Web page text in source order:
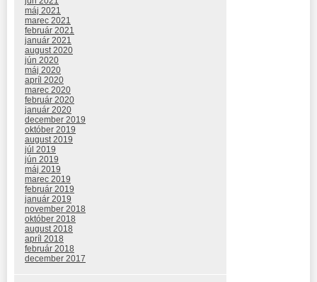
máj 2021
marec 2021
február 2021
január 2021
august 2020
jún 2020
máj 2020
apríl 2020
marec 2020
február 2020
január 2020
december 2019
október 2019
august 2019
júl 2019
jún 2019
máj 2019
marec 2019
február 2019
január 2019
november 2018
október 2018
august 2018
apríl 2018
február 2018
december 2017